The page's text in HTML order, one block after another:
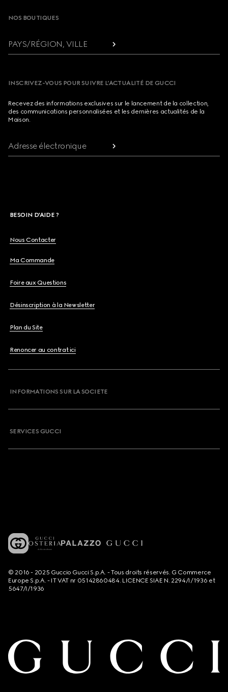
NOS BOUTIQUES
PAYS/RÉGION, VILLE
INSCRIVEZ-VOUS POUR SUIVRE L’ACTUALITÉ DE GUCCI
Recevez des informations exclusives sur le lancement de la collection,
des communications personnalisées et les dernières actualités de la
Maison.
Adresse électronique
BESOIN D'AIDE ?
Nous Contacter
Ma Commande
Foire aux Questions
Désinscription à la Newsletter
Plan du Site
Renoncer au contrat ici
INFORMATIONS SUR LA SOCIETE
SERVICES GUCCI
© 2016 - 2025 Guccio Gucci S.p.A. - Tous droits réservés. G Commerce
Europe S.p.A. - IT VAT nr 05142860484. LICENCE SIAE N. 2294/I/1936 et
5647/I/1936